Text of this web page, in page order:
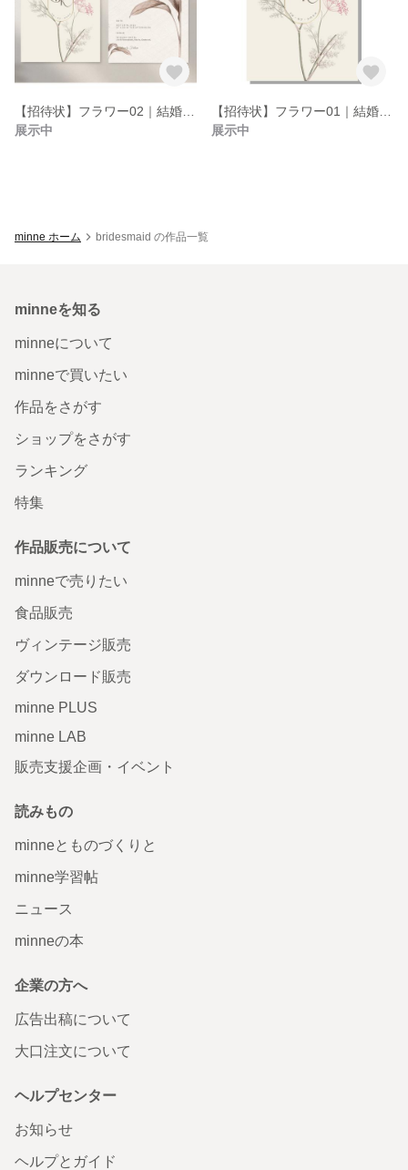
展示中
展示中
minne ホーム bridesmaid の作品一覧
minneを知る
minneについて
minneで買いたい
作品をさがす
ショップをさがす
ランキング
特集
作品販売について
minneで売りたい
食品販売
ヴィンテージ販売
ダウンロード販売
minne PLUS
minne LAB
販売支援企画・イベント
読みもの
minneとものづくりと
minne学習帖
ニュース
minneの本
企業の方へ
広告出稿について
大口注文について
ヘルプセンター
お知らせ
ヘルプとガイド